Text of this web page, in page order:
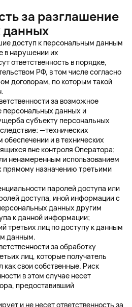
за разглашение
данных
доступ к персональным данным
в нарушении их
ответственность в порядке,
РФ, в том числе согласно
договорам, по которым такой
за возможное
персональных данных и
субъекту персональных
—технических
и в технических
вне контроля Оператора;
ненамеренным использованием
прямому назначению третьими
паролей доступа или
доступа, иной информации с
данных другим
к данной информации;
третьих лиц по доступу к данным
данным.
за обработку
лиц, которые получатель
свои собственные. Риск
в этом случае несет
предоставивший
и не несет ответственность за